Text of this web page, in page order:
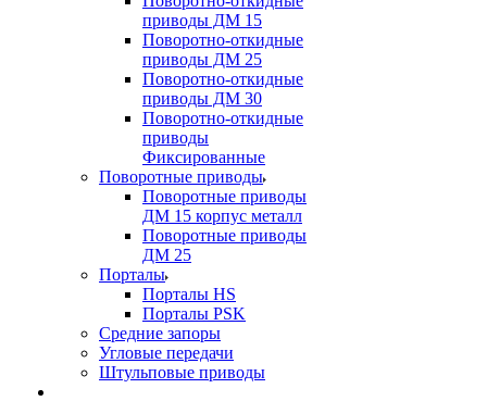
приводы ДМ 15
Поворотно-откидные
приводы ДМ 25
Поворотно-откидные
приводы ДМ 30
Поворотно-откидные
приводы
Фиксированные
Поворотные приводы
Поворотные приводы
ДМ 15 корпус металл
Поворотные приводы
ДМ 25
Порталы
Порталы HS
Порталы PSK
Средние запоры
Угловые передачи
Штульповые приводы